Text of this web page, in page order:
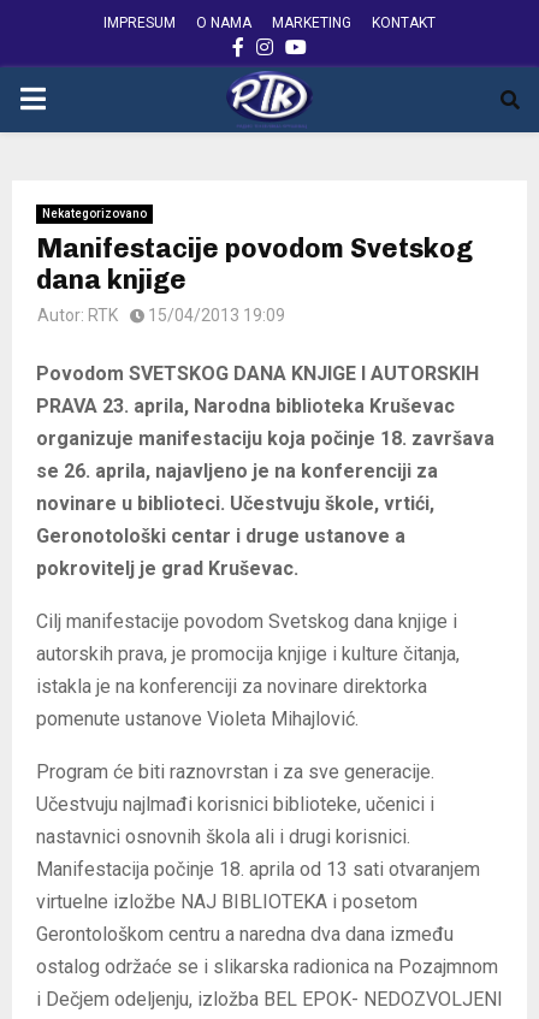
IMPRESUM O NAMA MARKETING KONTAKT
FACEBOOK
INSTAGRAM
YOUTUBE
PRIMARY
Nekategorizovano
Manifestacije povodom Svetskog
dana knjige
Autor: RTK 15/04/2013 19:09
Povodom SVETSKOG DANA KNJIGE I AUTORSKIH
PRAVA 23. aprila, Narodna biblioteka Kruševac
organizuje manifestaciju koja počinje 18. završava
se 26. aprila, najavljeno je na konferenciji za
novinare u biblioteci. Učestvuju škole, vrtići,
Geronotološki centar i druge ustanove a
pokrovitelj je grad Kruševac.
Cilj manifestacije povodom Svetskog dana knjige i
autorskih prava, je promocija knjige i kulture čitanja,
istakla je na konferenciji za novinare direktorka
pomenute ustanove Violeta Mihajlović.
Program će biti raznovrstan i za sve generacije.
Učestvuju najlmađi korisnici biblioteke, učenici i
nastavnici osnovnih škola ali i drugi korisnici.
Manifestacija počinje 18. aprila od 13 sati otvaranjem
virtuelne izložbe NAJ BIBLIOTEKA i posetom
Gerontološkom centru a naredna dva dana između
ostalog održaće se i slikarska radionica na Pozajmnom
i Dečjem odeljenju, izložba BEL EPOK- NEDOZVOLJENI